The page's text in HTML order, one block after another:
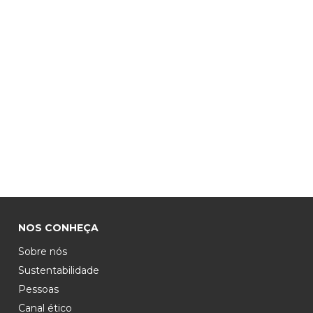
NOS CONHEÇA
Sobre nós
Sustentabilidade
Pessoas
Canal ético